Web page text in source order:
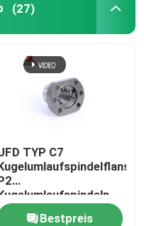
(27)
TYP C7
gerolltem Gewinde
Bestpreis